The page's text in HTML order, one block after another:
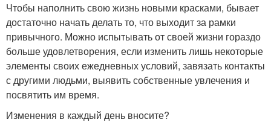
Чтобы наполнить свою жизнь новыми красками, бывает
достаточно начать делать то, что выходит за рамки
привычного. Можно испытывать от своей жизни гораздо
больше удовлетворения, если изменить лишь некоторые
элементы своих ежедневных условий, завязать контакты
с другими людьми, выявить собственные увлечения и
посвятить им время.
Изменения в каждый день вносите?